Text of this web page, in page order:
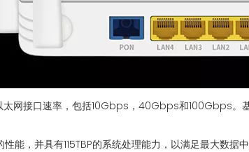
太网接口速率，包括10Gbps，40Gbps和100Gbps
能，并具有115TBP的系统处理能力，以满足最大数